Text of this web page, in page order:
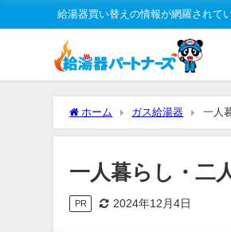
給湯器買い替えの情報が網羅されて
ホーム ガス給湯器 一人
一人暮らし・二
PR 2024年12月4日